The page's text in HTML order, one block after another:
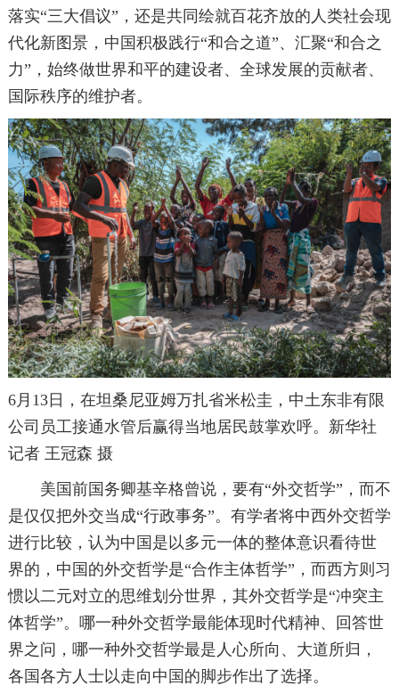
落实“三大倡议”，还是共同绘就百花齐放的人类社会现
代化新图景，中国积极践行“和合之道”、汇聚“和合之
力”，始终做世界和平的建设者、全球发展的贡献者、
国际秩序的维护者。
6月13日，在坦桑尼亚姆万扎省米松圭，中土东非有限
公司员工接通水管后赢得当地居民鼓掌欢呼。新华社
记者 王冠森 摄
美国前国务卿基辛格曾说，要有“外交哲学”，而不
是仅仅把外交当成“行政事务”。有学者将中西外交哲学
进行比较，认为中国是以多元一体的整体意识看待世
界的，中国的外交哲学是“合作主体哲学”，而西方则习
惯以二元对立的思维划分世界，其外交哲学是“冲突主
体哲学”。哪一种外交哲学最能体现时代精神、回答世
界之问，哪一种外交哲学最是人心所向、大道所归，
各国各方人士以走向中国的脚步作出了选择。